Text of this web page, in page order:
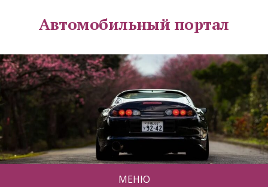
Автомобильный портал
МЕНЮ